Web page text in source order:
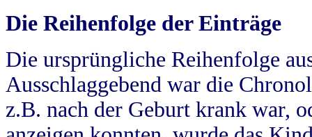
Die Reihenfolge der Einträge
Die ursprüngliche Reihenfolge
Ausschlaggebend war die
z.B. nach der Geburt krank war,